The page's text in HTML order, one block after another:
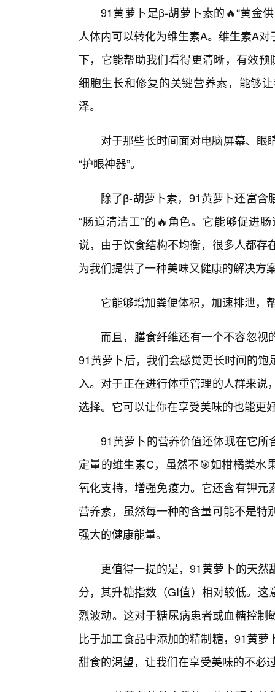
91黄萝卜是β-胡萝卜素的🔥“黄金
人体内可以转化为维生素A。维生素A
下，它能帮助我们看得更清晰，有效
细胞生长和修复的关键营养素，能够
泽。
对于那些长时间面对电脑屏幕、眼
“护眼神器”。
除了β-胡萝卜素，91黄萝卜还富
“肠道清洁工”的🔥角色。它能够促进
说，由于饮食结构不均衡，很多人都
为我们提供了一种美味又健康的解决方
它能够增加粪便体积，加速排泄，
而且，膳食纤维还有一个不容忽
91黄萝卜后，我们会感觉更长时间的
入。对于正在进行体重管理的人群来
选择。它可以让你在享受美味的也能更
91黄萝卜的营养价值还体现在它
定量的维生素C，虽然不🎯如柑橘类水
氧化支持，增强免疫力。它还含有钾
营养素，虽然每一种的含量可能不是
强大的健康能量。
更值得一提的是，91黄萝卜的天
分，其升糖指数（GI值）相对较低。
烈波动。这对于糖尿病患者或血糖控
比于加工食品中添加的精制糖，91黄
甜食的渴望，让我们在享受美味的不必